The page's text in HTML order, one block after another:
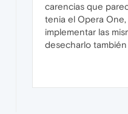
carencias que
tenia el Opera
implementar las
desecharlo también